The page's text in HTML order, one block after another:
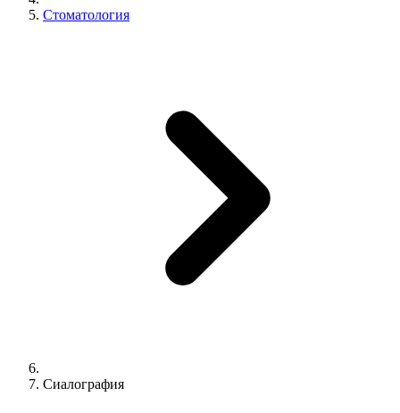
Стоматология
Сиалография